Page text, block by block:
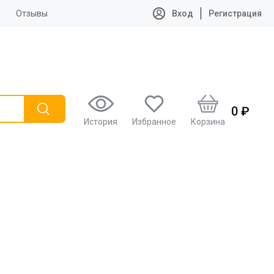
Отзывы Вход Регистрация
История Избранное Корзина
0 ₽